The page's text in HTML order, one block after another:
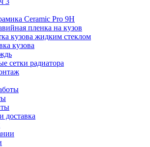
Ceramic Pro 9H
пленка на кузов
кузова жидким стеклом
кузова
сетки радиатора
доставка